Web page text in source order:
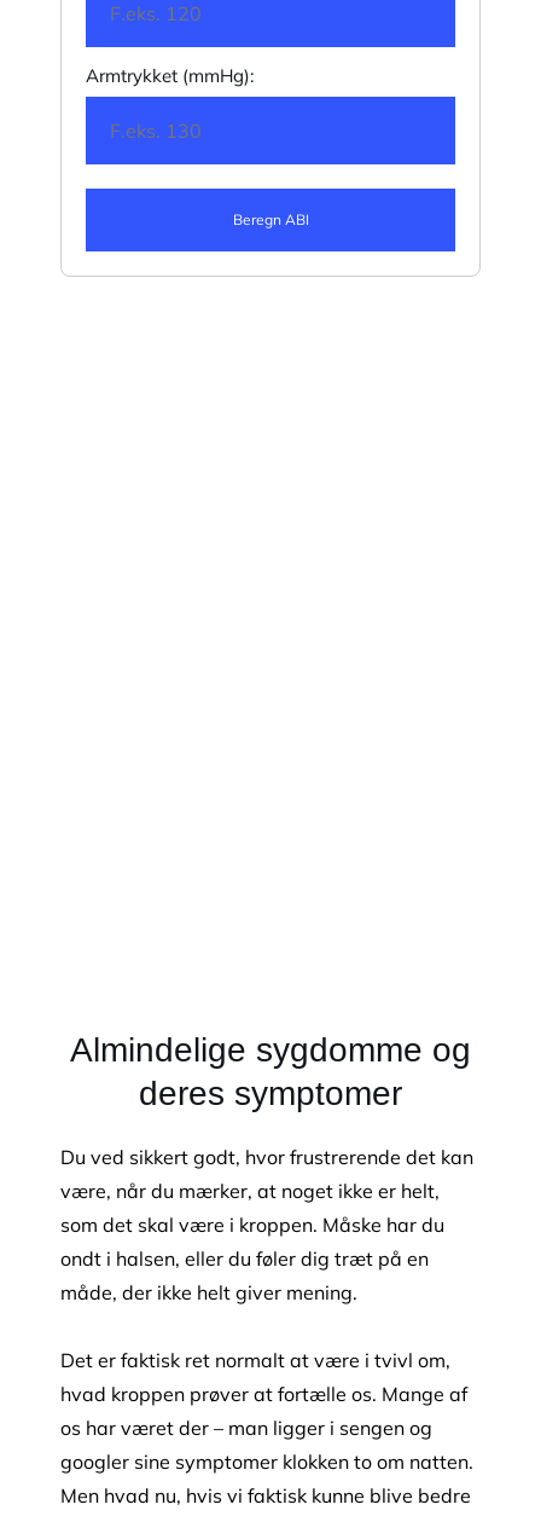
Armtrykket (mmHg):
Beregn ABI
Almindelige sygdomme og
deres symptomer
Du ved sikkert godt, hvor frustrerende det kan
være, når du mærker, at noget ikke er helt,
som det skal være i kroppen. Måske har du
ondt i halsen, eller du føler dig træt på en
måde, der ikke helt giver mening.
Det er faktisk ret normalt at være i tvivl om,
hvad kroppen prøver at fortælle os. Mange af
os har været der – man ligger i sengen og
googler sine symptomer klokken to om natten.
Men hvad nu, hvis vi faktisk kunne blive bedre